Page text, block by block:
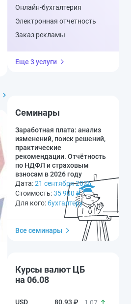
Онлайн-бухгалтерия
Электронная отчетность
Заказ рекламы
Еще 3 услуги
Семинары
Заработная плата: анализ
изменений, поиск решений,
практические
рекомендации. Отчётность
по НДФЛ и страховым
взносам в 2026 году
Дата:21 сентября 2026
Стоимость:35 900 ₽
Для кого:бухгалтеру
Все семинары
Курсы валют ЦБ
на 06.08
80.93 ₽